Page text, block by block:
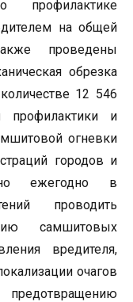
профилактике
на общей
проведены
обрезка
12 546
и
огневки
городов и
ежегодно в
проводить
самшитовых
вредителя,
очагов